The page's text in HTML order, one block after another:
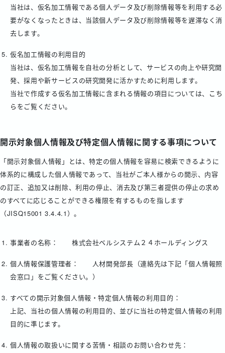
当社は、仮名加工情報である個人データ及び削除情報等を利用する必
要がなくなったときは、当該個人データ及び削除情報等を遅滞なく消
去します。
仮名加工情報の利用目的
当社は、仮名加工情報を自社の分析として、サービスの向上や研究開
発、採用や新サービスの研究開発に活かすために利用します。
当社で作成する仮名加工情報に含まれる情報の項目については、
こち
ら をご覧ください。
開示対象個人情報及び特定個人情報に関する事項について
「開示対象個人情報」とは、特定の個人情報を容易に検索できるように
体系的に構成した個人情報であって、当社がご本人様からの開示、内容
の訂正、追加又は削除、利用の停止、消去及び第三者提供の停止の求め
のすべてに応じることができる権限を有するものを指します
（JISQ15001 3.4.4.1）。
事業者の名称： 株式会社ベルシステム２４ホールディングス
個人情報保護管理者： 人材開発部長（連絡先は下記「個人情報照
会窓口」をご覧ください。）
すべての開示対象個人情報・特定個人情報の利用目的：
上記、当社の個人情報の利用目的、並びに当社の特定個人情報の利用
目的に準じます。
個人情報の取扱いに関する苦情・相談のお問い合わせ先：